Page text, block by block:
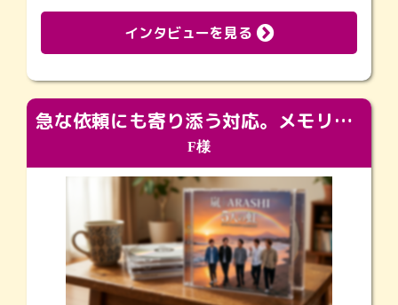
インタビューを見る
急な依頼にも寄り添う対応。メモリアルコーナーで振り返る大切な日々
F様